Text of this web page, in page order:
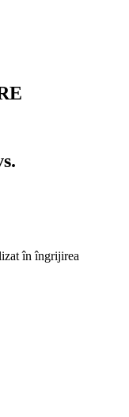
în îngrijirea